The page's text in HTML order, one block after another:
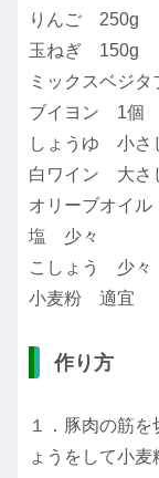
りんご 250g
玉ねぎ 150g
ミックスベジ
ブイヨン 1個
しょうゆ 小さ
白ワイン 大さ
オリーブオイ
塩 少々
こしょう 少々
小麦粉 適宜
作り方
１．豚肉の筋
ょうをして小麦